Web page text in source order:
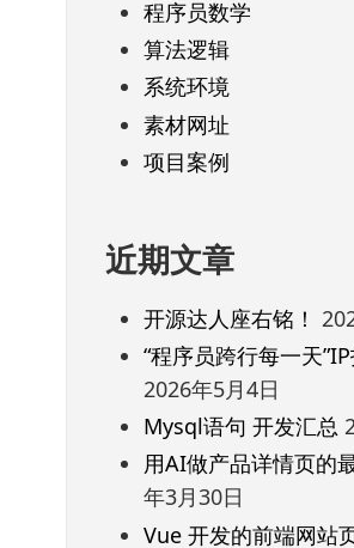
程序员数学
算法逻辑
系统环境
素材网址
项目案例
近期文章
开源达人座右铭！
“程序员跨行每一天
2026年5月4日
Mysql语句 开发汇总
用AI做产品详情页的
年3月30日
Vue 开发的前端网站